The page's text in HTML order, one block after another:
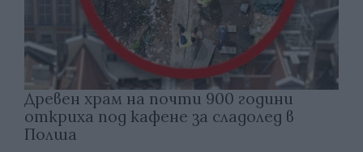
Древен храм на почти 900 години
откриха под кафене за сладолед в
Полша